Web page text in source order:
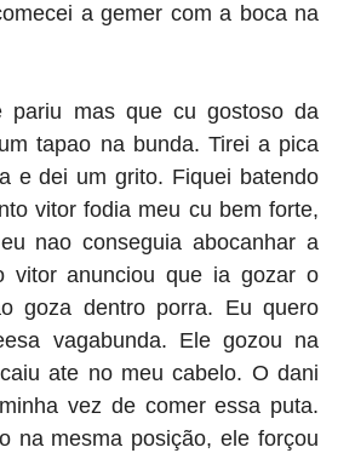
a gemer com a boca na
pariu mas que cu gostoso da
tapao na bunda. Tirei a pica
e dei um grito. Fiquei batendo
vitor fodia meu cu bem forte,
nao conseguia abocanhar a
vitor anunciou que ia gozar o
goza dentro porra. Eu quero
vagabunda. Ele gozou na
ate no meu cabelo. O dani
vez de comer essa puta.
na mesma posição, ele forçou